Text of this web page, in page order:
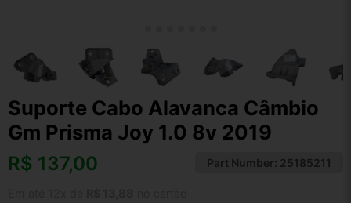
Suporte Cabo Alavanca Câmbio
Gm Prisma Joy 1.0 8v 2019
R$ 137,00 Part Number: 25185211